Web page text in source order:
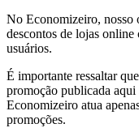
No Economizeiro, nosso
descontos de lojas online
usuários.
É importante ressaltar
promoção publicada
Economizeiro atua
promoções.